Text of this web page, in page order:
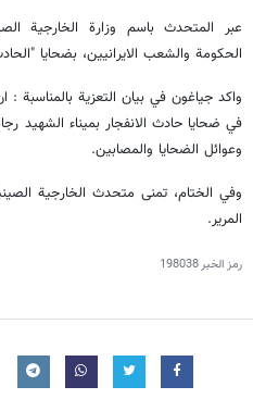
عبر المتحدث باسم وزارة الخارجية
الحكومة والشعب الايرانيين، بضحايا
واكد جياغون في بيان التعزية بالمناسبة
في ضحايا حادث الانفجار بميناء الشهيد
وعوائل الضحايا والمصابين.
وفي الختام، تمنى متحدث الخارجية
المرير.
رمز الخبر198038